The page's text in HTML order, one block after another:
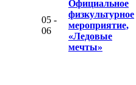
05 -
06
Официальное
физкультурное
мероприятие,
«Ледовые
мечты»